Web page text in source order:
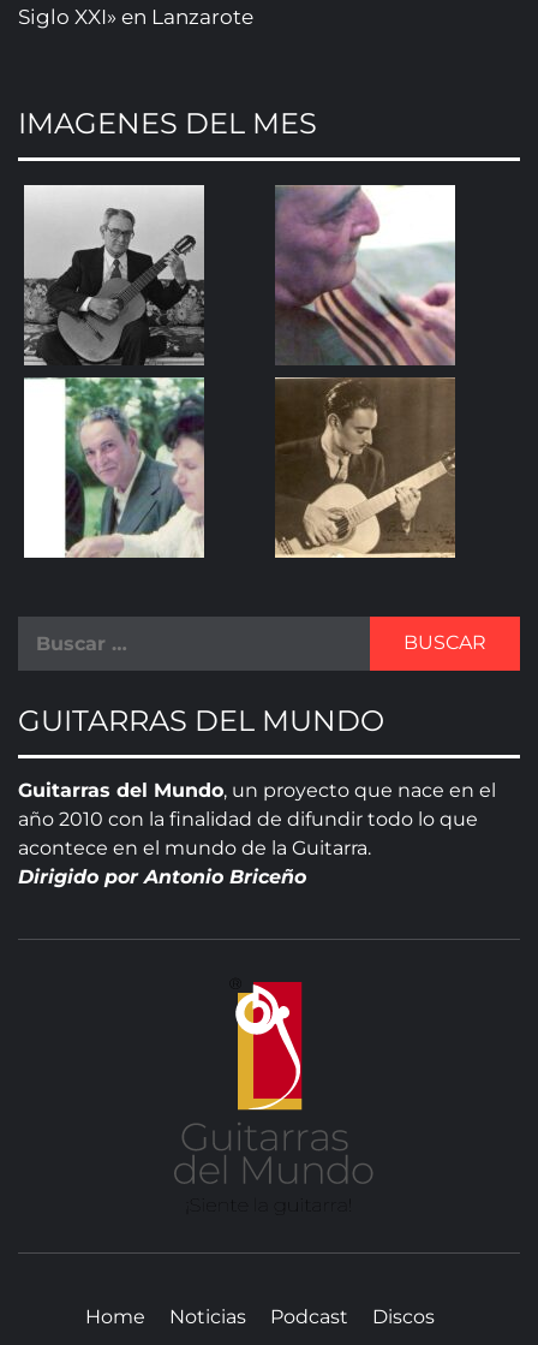
Siglo XXI» en Lanzarote
IMAGENES DEL MES
GUITARRAS DEL MUNDO
Guitarras del Mundo, un proyecto que nace en el
año 2010 con la finalidad de difundir todo lo que
acontece en el mundo de la Guitarra.
Dirigido por Antonio Briceño
Home Noticias Podcast Discos